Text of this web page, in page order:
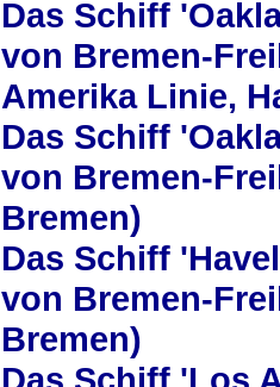
Das Schiff
von Bremen-
Amerika Linie,
Das Schiff
von Bremen-
Bremen)
Das Schiff
von Bremen-
Bremen)